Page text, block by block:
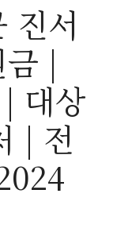
진서
|
대상
| 전